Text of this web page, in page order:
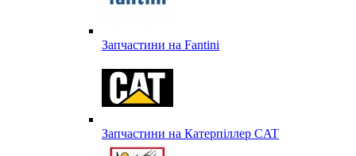
Запчастини на Fantini
Запчастини на Катерпіллер CAT